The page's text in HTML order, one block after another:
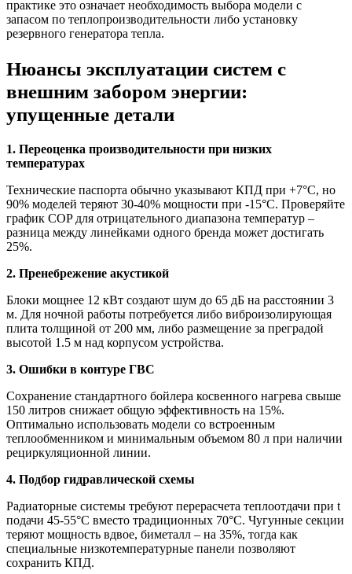
практике это означает необходимость выбора модели с
запасом по теплопроизводительности либо установку
резервного генератора тепла.
Нюансы эксплуатации систем с
внешним забором энергии:
упущенные детали
1. Переоценка производительности при низких
температурах
Технические паспорта обычно указывают КПД при +7°C, но
90% моделей теряют 30-40% мощности при -15°C. Проверяйте
график COP для отрицательного диапазона температур –
разница между линейками одного бренда может достигать
25%.
2. Пренебрежение акустикой
Блоки мощнее 12 кВт создают шум до 65 дБ на расстоянии 3
м. Для ночной работы потребуется либо виброизолирующая
плита толщиной от 200 мм, либо размещение за преградой
высотой 1.5 м над корпусом устройства.
3. Ошибки в контуре ГВС
Сохранение стандартного бойлера косвенного нагрева свыше
150 литров снижает общую эффективность на 15%.
Оптимально использовать модели со встроенным
теплообменником и минимальным объемом 80 л при наличии
рециркуляционной линии.
4. Подбор гидравлической схемы
Радиаторные системы требуют перерасчета теплоотдачи при t
подачи 45-55°C вместо традиционных 70°C. Чугунные секции
теряют мощность вдвое, биметалл – на 35%, тогда как
специальные низкотемпературные панели позволяют
сохранить КПД.